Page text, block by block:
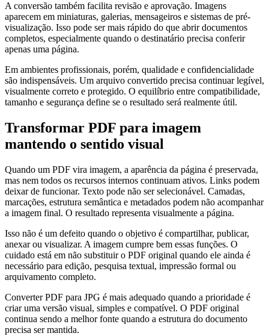
A conversão também facilita revisão e aprovação. Imagens
aparecem em miniaturas, galerias, mensageiros e sistemas de pré-
visualização. Isso pode ser mais rápido do que abrir documentos
completos, especialmente quando o destinatário precisa conferir
apenas uma página.
Em ambientes profissionais, porém, qualidade e confidencialidade
são indispensáveis. Um arquivo convertido precisa continuar legível,
visualmente correto e protegido. O equilíbrio entre compatibilidade,
tamanho e segurança define se o resultado será realmente útil.
Transformar PDF para imagem
mantendo o sentido visual
Quando um PDF vira imagem, a aparência da página é preservada,
mas nem todos os recursos internos continuam ativos. Links podem
deixar de funcionar. Texto pode não ser selecionável. Camadas,
marcações, estrutura semântica e metadados podem não acompanhar
a imagem final. O resultado representa visualmente a página.
Isso não é um defeito quando o objetivo é compartilhar, publicar,
anexar ou visualizar. A imagem cumpre bem essas funções. O
cuidado está em não substituir o PDF original quando ele ainda é
necessário para edição, pesquisa textual, impressão formal ou
arquivamento completo.
Converter PDF para JPG é mais adequado quando a prioridade é
criar uma versão visual, simples e compatível. O PDF original
continua sendo a melhor fonte quando a estrutura do documento
precisa ser mantida.